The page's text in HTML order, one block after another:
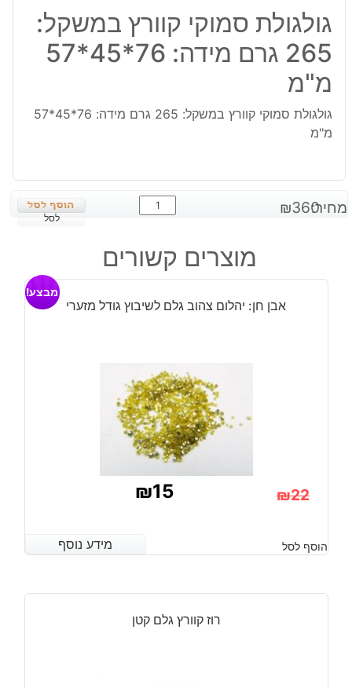
גולגולת סמוקי קוורץ במשקל:
265 גרם מידה: 76*45*57
מ"מ
גולגולת סמוקי קוורץ במשקל: 265 גרם מידה: 76*45*57
מ"מ
מחיר: ₪360
כמות
של
סמוקי
קוורץ
265
מ"מ
לסל
מוצרים קשורים
אבן חן: יהלום צהוב גלם לשיבוץ גודל מזערי
מבצע!
₪22
המקורי
₪15
הנוכחי
מידע נוסף הוסף לסל מידע נוסף
רוז קוורץ גלם קטן